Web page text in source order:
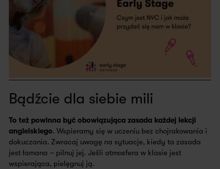
Bądźcie dla siebie mili
To też powinna być obowiązująca zasada każdej lekcji
angielskiego. Wspieramy się w uczeniu bez chojrakowania i
dokuczania. Zwracaj uwagę na sytuacje, kiedy ta zasada
jest łamana – pilnuj jej. Jeśli atmosfera w klasie jest
wspierająca, pielęgnuj ją.